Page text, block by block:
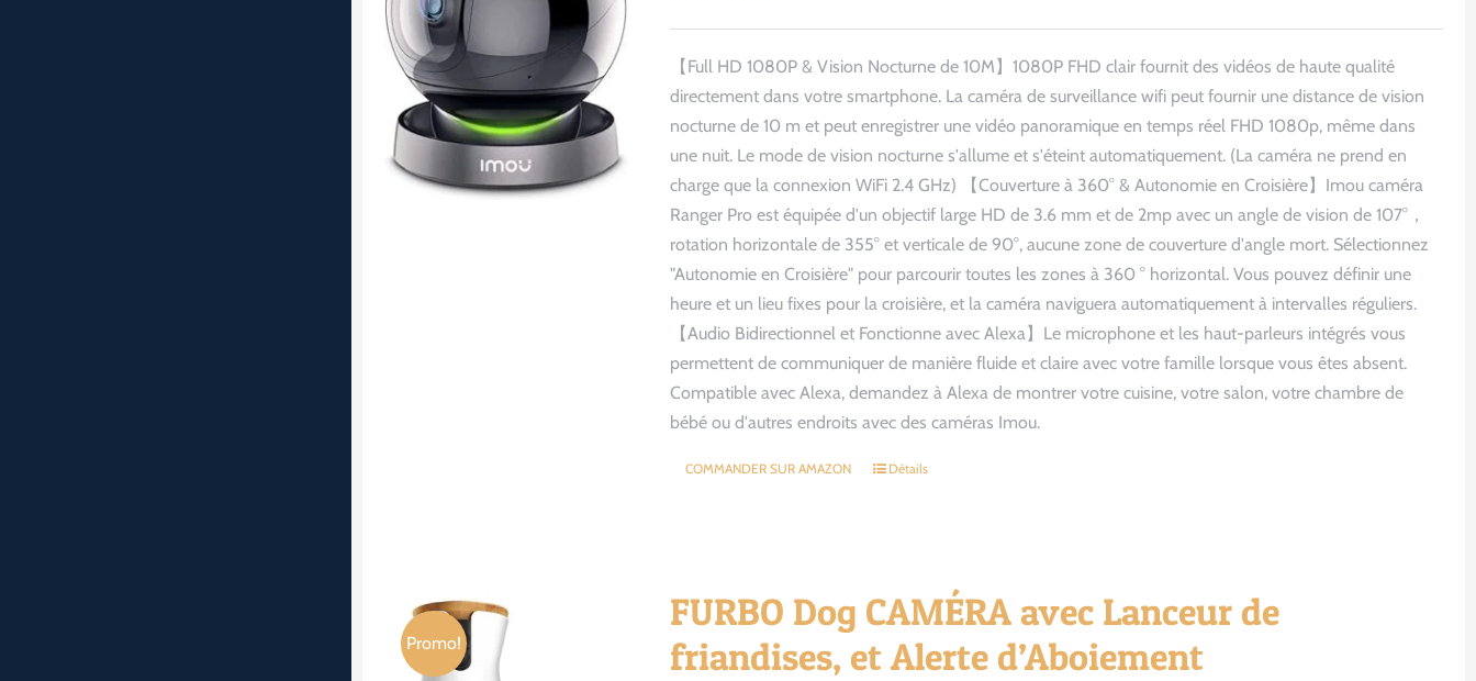
était :
79,99€.
est :
42,99€.
【Full HD 1080P & Vision Nocturne de 10M】1080P FHD clair fournit des vidéos de haute qualité
directement dans votre smartphone. La caméra de surveillance wifi peut fournir une distance de vision
nocturne de 10 m et peut enregistrer une vidéo panoramique en temps réel FHD 1080p, même dans
une nuit. Le mode de vision nocturne s'allume et s'éteint automatiquement. (La caméra ne prend en
charge que la connexion WiFi 2.4 GHz) 【Couverture à 360° & Autonomie en Croisière】Imou caméra
Ranger Pro est équipée d'un objectif large HD de 3.6 mm et de 2mp avec un angle de vision de 107°，
rotation horizontale de 355° et verticale de 90°, aucune zone de couverture d'angle mort. Sélectionnez
"Autonomie en Croisière" pour parcourir toutes les zones à 360 ° horizontal. Vous pouvez définir une
heure et un lieu fixes pour la croisière, et la caméra naviguera automatiquement à intervalles réguliers.
【Audio Bidirectionnel et Fonctionne avec Alexa】Le microphone et les haut-parleurs intégrés vous
permettent de communiquer de manière fluide et claire avec votre famille lorsque vous êtes absent.
Compatible avec Alexa, demandez à Alexa de montrer votre cuisine, votre salon, votre chambre de
bébé ou d'autres endroits avec des caméras Imou.
COMMANDER SUR AMAZON Détails
Promo!
FURBO Dog CAMÉRA avec Lanceur de
friandises, et Alerte d’Aboiement